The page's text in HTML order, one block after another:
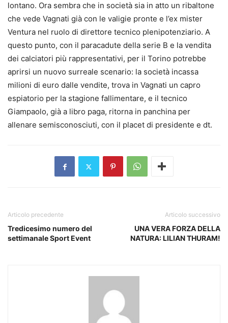
lontano. Ora sembra che in società sia in atto un ribaltone
che vede Vagnati già con le valigie pronte e l’ex mister
Ventura nel ruolo di direttore tecnico plenipotenziario. A
questo punto, con il paracadute della serie B e la vendita
dei calciatori più rappresentativi, per il Torino potrebbe
aprirsi un nuovo surreale scenario: la società incassa
milioni di euro dalle vendite, trova in Vagnati un capro
espiatorio per la stagione fallimentare, e il tecnico
Giampaolo, già a libro paga, ritorna in panchina per
allenare semisconosciuti, con il placet di presidente e dt.
Articolo precedente
Tredicesimo numero del
settimanale Sport Event
Articolo successivo
UNA VERA FORZA DELLA
NATURA: LILIAN THURAM!